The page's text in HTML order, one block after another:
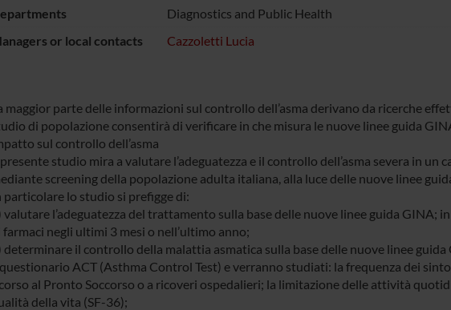
Diagnostics and Public Health
or local contacts
Cazzoletti Lucia
maggior parte delle informazioni sul controllo dell’asma derivano da ricerche
di popolazione consentirà di verificare in che misura le nuove linee guida
sul controllo dell’asma
studio mira a valutare l’adeguatezza e il controllo dell’asma severa in
screening della popolazione adulta italiana, alla luce delle nuove linee
particolare lo studio si prefigge di:
valutare l’adeguatezza del trattamento sulla base delle nuove linee guida GINA;
farmaci negli ultimi 3 mesi o nell’ultimo anno;
determinare il controllo della malattia asmatica sulla base delle nuove linee
ACT (Asthma Control Test) e verranno studiati: la frequenza dei
al Pronto Soccorso o a ricoveri ospedalieri; la limitazione delle attività
della vita (SF-36);